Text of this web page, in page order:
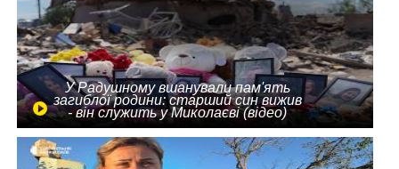
У Радушному вшанували пам'ять
загиблої родини: старший син вижив
- він служить у Миколаєві (відео)